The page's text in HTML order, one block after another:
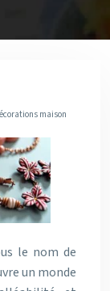
maison
le nom de
un monde